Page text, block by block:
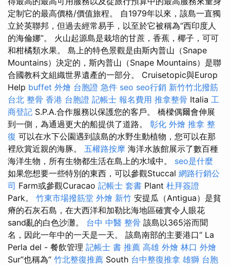
定制它的最高價格/價值旅程。 自1979年以來，該島一直獨
立於英聯邦，但過去經常易手，以至於它被稱為“西印度人
的海倫娜”。 火山起源島是栽培的甘蔗，香蕉，椰子，可可
和柑橘類水果。 島上的特色景觀是由斯內普山（Snape
Mountains）決定的，斯內普山（Snape Mountains）是聯
合國教科文組織世界遺產的一部分。 Cruisetopic與Europ
Help buffet 外燴 台胞證 急件 seo seo行銷 新竹竹北撥筋
台北 整骨 香港 台胞證 記帳士 報名費用 推拿整骨 Italia 工
商登記 S.P.A.合作服務以保護您的客戶。 橋樑偶爾會伸展
到一側，為通過更大的船提供了道路。 彰化 外燴 推拿 整
復 可以在水下公園遇到該島的水野生動植物，您可以在那
裡欣賞近親的海豚。 五權路按摩 海洋水族館展示了數百種
海洋生物，所有生物都生活在島上的水域中。 seo是什麼
如果您想要一些特別的東西，可以參觀Stuccal 網路行銷公
司 Farm或參觀Curacao 記帳士 套書 Plant 杜拜簽證
Park。 竹東市場撥筋堂 外燴 新竹 安提瓜（Antigua）是貧
瘠的石灰石島，在大西洋和加勒比海地區確實令人眼花
sand亂的白色沙灘。 台中 中醫 整骨 該島以365浴而聞
名，因此一年中的一天是一天。 該島南部的主要港口“ La
Perla del - 餐飲管理 記帳士 書 推薦 高雄 外燴 林口 外燴
Sur”也稱為“ 竹北整復推薦 South 台中整復推拿 雄獅 台胞